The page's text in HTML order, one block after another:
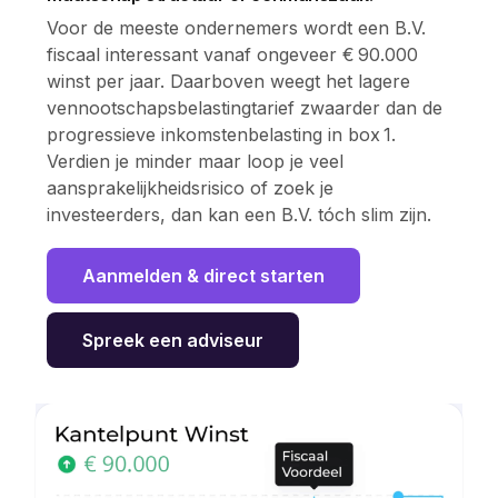
Voor de meeste ondernemers wordt een B.V.
fiscaal interessant vanaf ongeveer € 90.000
winst per jaar. Daarboven weegt het lagere
vennootschaps­belastingtarief zwaarder dan de
progressieve inkomsten­belasting in box 1.
Verdien je minder maar loop je veel
aansprakelijkheids­risico of zoek je
investeerders, dan kan een B.V. tóch slim zijn.
Aanmelden & direct starten
Spreek een adviseur